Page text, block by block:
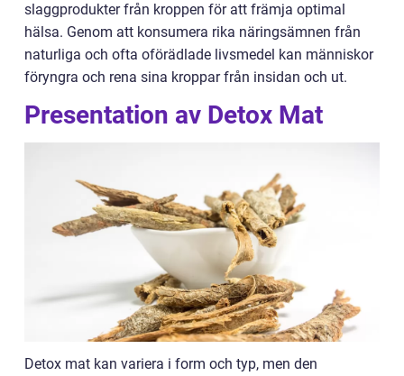
slaggprodukter från kroppen för att främja optimal
hälsa. Genom att konsumera rika näringsämnen från
naturliga och ofta oförädlade livsmedel kan människor
föryngra och rena sina kroppar från insidan och ut.
Presentation av Detox Mat
Detox mat kan variera i form och typ, men den